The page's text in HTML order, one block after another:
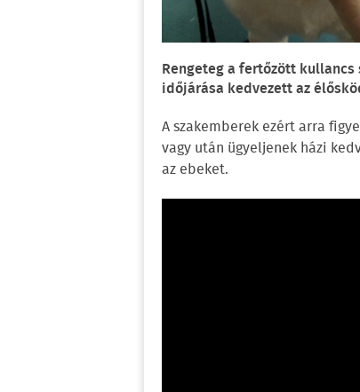
Rengeteg a fertőzött
időjárása kedvezett az
A szakemberek ezért arra
vagy után ügyeljenek házi
az ebeket.